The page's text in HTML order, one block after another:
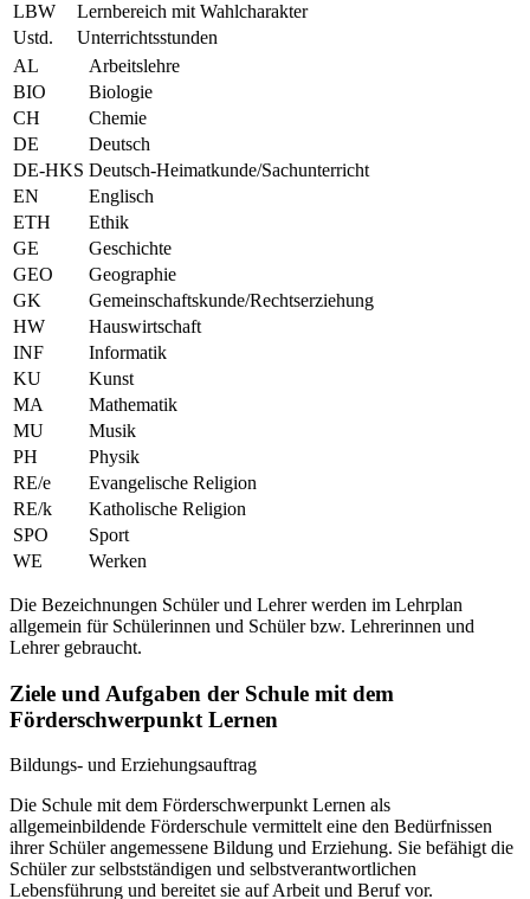
LBW
Lernbereich mit Wahlcharakter
Ustd.
Unterrichtsstunden
AL
Arbeitslehre
BIO
Biologie
CH
Chemie
DE
Deutsch
DE-HKS Deutsch-Heimatkunde/Sachunterricht
EN
Englisch
ETH
Ethik
GE
Geschichte
GEO
Geographie
GK
Gemeinschaftskunde/Rechtserziehung
HW
Hauswirtschaft
INF
Informatik
KU
Kunst
MA
Mathematik
MU
Musik
PH
Physik
RE/e
Evangelische Religion
RE/k
Katholische Religion
SPO
Sport
WE
Werken
Die Bezeichnungen Schüler und Lehrer werden im Lehrplan
allgemein für Schülerinnen und Schüler bzw. Lehrerinnen und
Lehrer gebraucht.
Ziele und Aufgaben der Schule mit dem
Förderschwerpunkt Lernen
Bildungs- und Erziehungsauftrag
Die Schule mit dem Förderschwerpunkt Lernen als
allgemeinbildende Förderschule vermittelt eine den Bedürfnissen
ihrer Schüler angemessene Bildung und Erziehung. Sie befähigt die
Schüler zur selbstständigen und selbstverantwortlichen
Lebensführung und bereitet sie auf Arbeit und Beruf vor.